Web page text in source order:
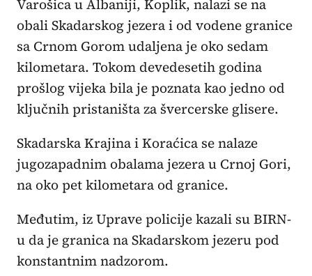
Varošica u Albaniji, Koplik, nalazi se na
obali Skadarskog jezera i od vodene granice
sa Crnom Gorom udaljena je oko sedam
kilometara. Tokom devedesetih godina
prošlog vijeka bila je poznata kao jedno od
ključnih pristaništa za švercerske glisere.
Skadarska Krajina i Koraćica se nalaze
jugozapadnim obalama jezera u Crnoj Gori,
na oko pet kilometara od granice.
Međutim, iz Uprave policije kazali su BIRN-
u da je granica na Skadarskom jezeru pod
konstantnim nadzorom.